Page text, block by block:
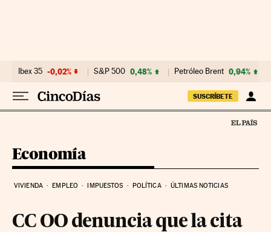
Ibex 35 -0,02% S&P 500 0,48% Petróleo Brent 0,94%
SUSCRÍBETE
Economía
VIVIENDA EMPLEO IMPUESTOS POLÍTICA ÚLTIMAS NOTICIAS
CC OO denuncia que la cita